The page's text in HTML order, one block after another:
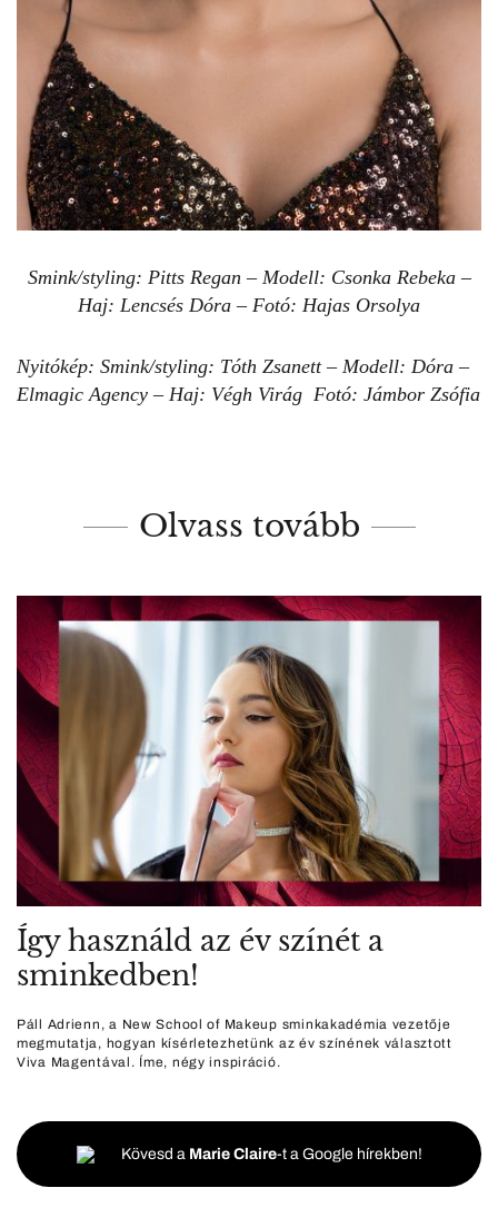
Smink/styling: Pitts Regan – Modell: Csonka Rebeka –
Haj: Lencsés Dóra – Fotó: Hajas Orsolya
Nyitókép: Smink/styling: Tóth Zsanett – Modell: Dóra –
Elmagic Agency – Haj: Végh Virág Fotó: Jámbor Zsófia
Olvass tovább
Így használd az év színét a
sminkedben!
Páll Adrienn, a New School of Makeup sminkakadémia vezetője
megmutatja, hogyan kísérletezhetünk az év színének választott
Viva Magentával. Íme, négy inspiráció.
Kövesd a Marie Claire-t a Google hírekben!